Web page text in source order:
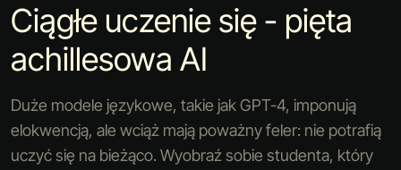
Ciągłe uczenie się - pięta
achillesowa AI
Duże modele językowe, takie jak GPT-4, imponują
elokwencją, ale wciąż mają poważny feler: nie potrafią
uczyć się na bieżąco. Wyobraź sobie studenta, który